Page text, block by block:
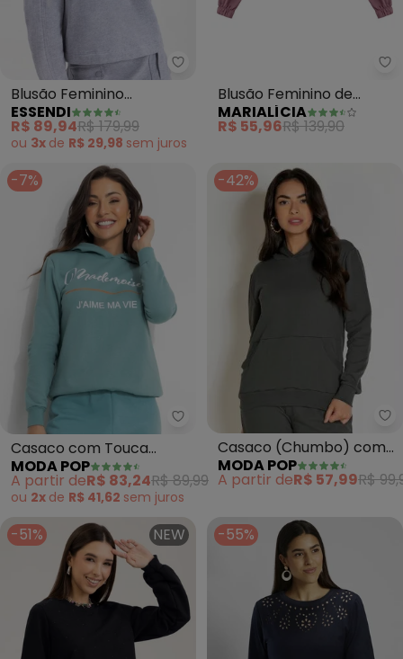
Essendi - Blusão Feminino
Blusão Feminino
Moletom (Cinza)
ESSENDI
R$ 89,94R$ 179,99
ou 3x de R$ 29,98 sem juros
Blusão Feminino de
Moletom Felpado (Roxo)
MARIALÍCIA
R$ 55,96R$ 139,90
-7%
Moda Pop - Casaco com
Casaco com Touca
(Verde)
MODA POP
A partir deR$ 83,24R$ 89,99
ou 2x de R$ 41,62 sem juros
-42%
Casaco (Chumbo) com
Bolso Frontal e Capuz
MODA POP
A partir deR$ 57,99R$
-51% NEW -55%